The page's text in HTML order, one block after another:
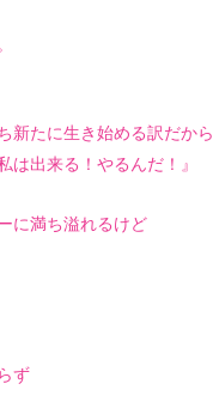
新たに生き始める訳だから
は出来る！やるんだ！』
に満ち溢れるけど
ず